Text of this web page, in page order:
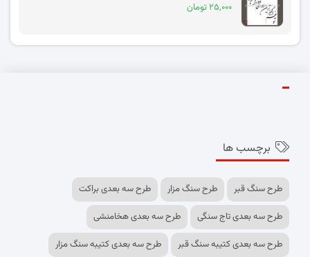
۲۵,۰۰۰ تومان
برچسب ها
طرح سنگ قبر طرح سنگ مزار
طرح سه بعدی براکت
طرح سه بعدی تاج سنگی
طرح سه بعدی هخامنشی
طرح سه بعدی کتیبه سنگ قبر
طرح سه بعدی کتیبه سنگ مزار